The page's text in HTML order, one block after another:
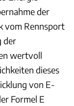
der
vom Rennsport
der
wertvoll
dieses
von E-
Formel E